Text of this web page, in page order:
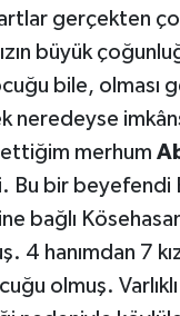
gerçekten
büyük
bile, olması
neredeyse
merhum
Bu bir beyefendi
bağlı
4 hanımdan 7
olmuş. Varlıklı